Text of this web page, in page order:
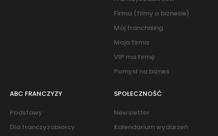
Firma (filmy o biznesie)
Mój franchising
Moja firma
VIP ma firmę
Pomysł na biznes
ABC FRANCZYZY
Podstawy
Dla franczyzobiorcy
SPOŁECZNOŚĆ
Newsletter
Kalendarium wydarzeń